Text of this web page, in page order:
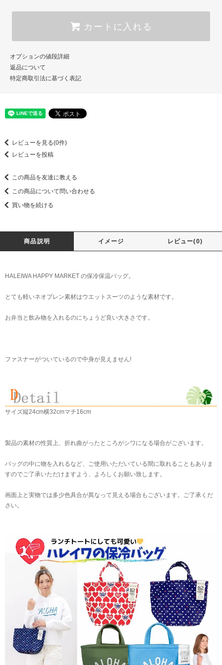
カートに入れる
オプションの値段詳細
返品について
特定商取引法に基づく表記
レビューを見る(0件)
レビューを投稿
この商品を友達に教える
この商品について問い合わせる
買い物を続ける
商品説明 イメージ レビュー(0)
HALEIWA HAPPY MARKET の保冷保温バッグ。
とても軽いネオプレン素材はウエットスーツのような素材です。
お弁当と飲み物を入れるのにちょうど良い大きさです。
ファスナーがついているので中身が見えません!
サイズ縦24cm横32cmマチ16cm
製品の素材の性質上、折れ曲がったところがシワになる場合がございます。
バッグの中に物を入れるなど、ご使用いただいている間に取れることもありま
すのでご了承いただけますよう、よろしくお願い致します。
画面上と実物では多少色具合が異なって見える場合もございます。ご了承くだ
さい。